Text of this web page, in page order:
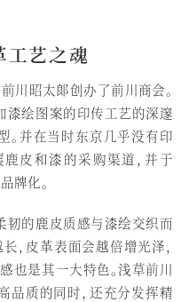
工艺之魂
川昭太郎创办了前川商会。
漆绘图案的印传工艺的深邃
。并在当时东京几乎没有印
皮和漆的采购渠道，并于
牌化。
韧的鹿皮质感与漆绘交织而
，皮革表面会越倍增光泽，
也是其一大特色。浅草前川
品质的同时，还充分发挥精